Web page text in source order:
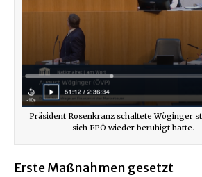
Präsident Rosenkranz schaltete Wöginger
sich FPÖ wieder beruhigt hatte.
Erste Maßnahmen gesetzt